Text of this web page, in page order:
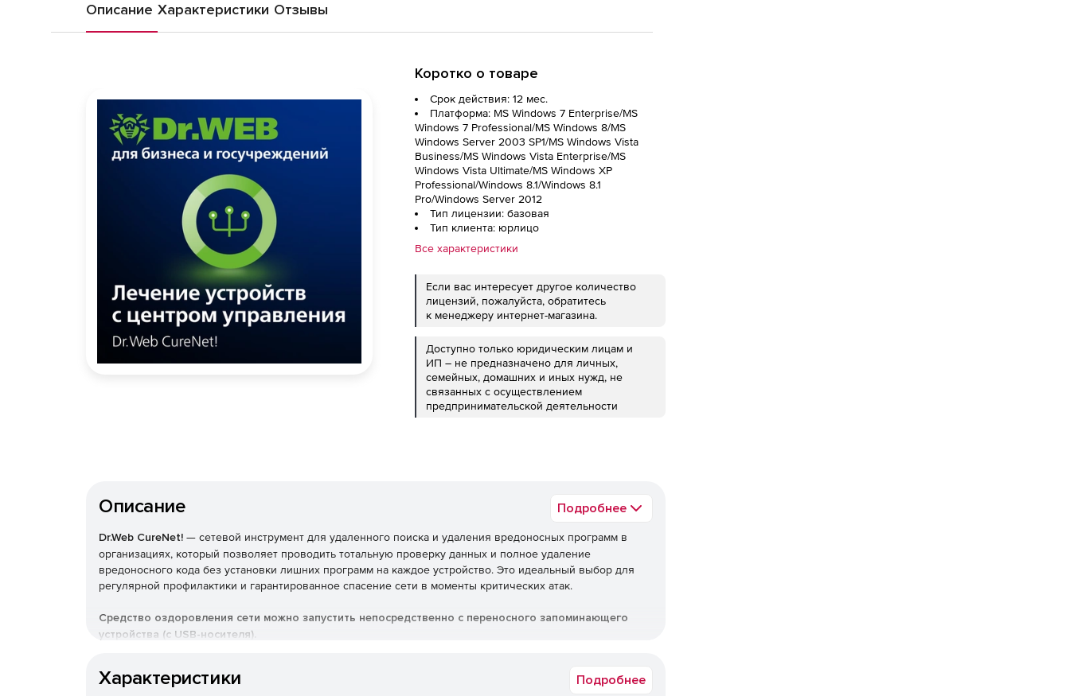
Описание Характеристики Отзывы
Коротко о товаре
Срок действия: 12 мес.
Платформа: MS Windows 7 Enterprise/MS
Windows 7 Professional/MS Windows 8/MS
Windows Server 2003 SP1/MS Windows Vista
Business/MS Windows Vista Enterprise/MS
Windows Vista Ultimate/MS Windows XP
Professional/Windows 8.1/Windows 8.1
Pro/Windows Server 2012
Тип лицензии: базовая
Тип клиента: юрлицо
Все характеристики
Если вас интересует другое количество
лицензий, пожалуйста, обратитесь
к менеджеру интернет-магазина.
Доступно только юридическим лицам и
ИП – не предназначено для личных,
семейных, домашних и иных нужд, не
связанных с осуществлением
предпринимательской деятельности
Описание Подробнее
Dr.Web CureNet! — сетевой инструмент для удаленного поиска и удаления вредоносных программ в
организациях, который позволяет проводить тотальную проверку данных и полное удаление
вредоносного кода без установки лишних программ на каждое устройство. Это идеальный выбор для
регулярной профилактики и гарантированное спасение сети в моменты критических атак.
Средство оздоровления сети можно запустить непосредственно с переносного запоминающего
устройства (с USB-носителя).
его эффективности, с помощью сетевой утилиты
без деинсталляции используемых
Характеристики Подробнее